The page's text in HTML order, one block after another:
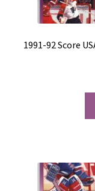
1991-92 Score